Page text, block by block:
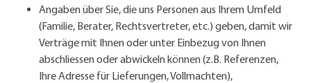
Angaben über Sie, die uns Personen aus Ihrem Umfeld
(Familie, Berater, Rechtsvertreter, etc.) geben, damit wir
Verträge mit Ihnen oder unter Einbezug von Ihnen
abschliessen oder abwickeln können (z.B. Referenzen,
Ihre Adresse für Lieferungen, Vollmachten),